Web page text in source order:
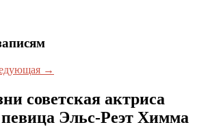
→
советская актриса
певица Эльс-Реэт Химма